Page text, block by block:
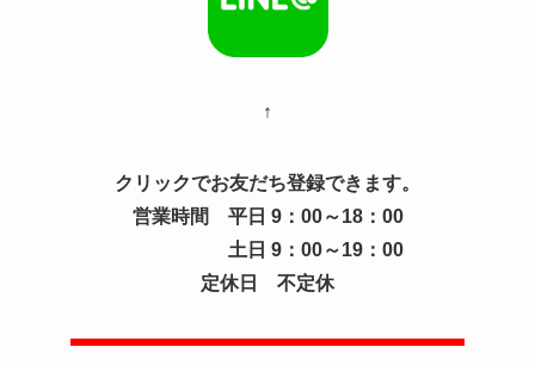
↑
クリックでお友だち登録できます。
営業時間 平日 9：00～18：00
土日 9：00～19：00
定休日 不定休